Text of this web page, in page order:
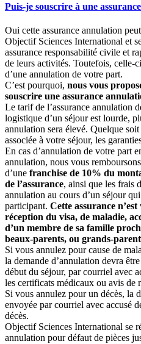
Puis-je souscrire à une
Oui cette assurance annulation
Objectif Sciences International et
assurance responsabilité civile et
de leurs activités. Toutefois, celle-
d’une annulation de votre part.
C’est pourquoi, nous vous
souscrire une assurance
Le tarif de l’assurance annulation
logistique d’un séjour est lourde,
annulation sera élevé. Quelque
associée à votre séjour, les
En cas d’annulation de votre part
annulation, nous vous
d’une franchise de 10% du
de l’assurance, ainsi que les frais
annulation au cours d’un séjour
participant. Cette assurance
réception du visa, de maladie,
d’un membre de sa famille
beaux-parents, ou grands-
Si vous annulez pour cause de
la demande d’annulation devra
début du séjour, par courriel avec
les certificats médicaux ou avis de
Si vous annulez pour un décès, la
envoyée par courriel avec accusé
décès.
Objectif Sciences International se
annulation pour défaut de pièces